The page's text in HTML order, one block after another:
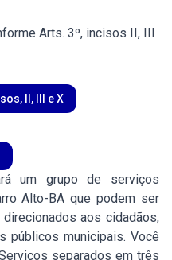
Arts. 3º, incisos II, III
II, III e X
um grupo de serviços
Alto-BA que podem ser
aos cidadãos,
públicos municipais. Você
separados em três